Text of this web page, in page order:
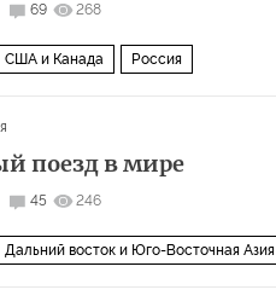
69 268
США и Канада Россия
поезд в мире
45 246
Дальний восток и Юго-Восточная Азия